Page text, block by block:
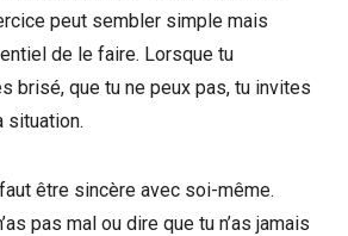
peut sembler simple mais
de le faire. Lorsque tu
brisé, que tu ne peux pas, tu invites
situation.
être sincère avec soi-même.
pas mal ou dire que tu n’as jamais